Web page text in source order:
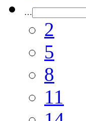
…
2
5
8
11